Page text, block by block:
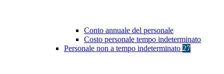
Conto annuale del personale
Costo personale tempo indeterminato
Personale non a tempo indeterminato 27